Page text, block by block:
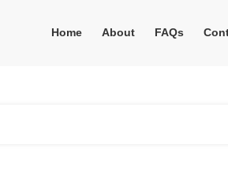
Home About FAQs